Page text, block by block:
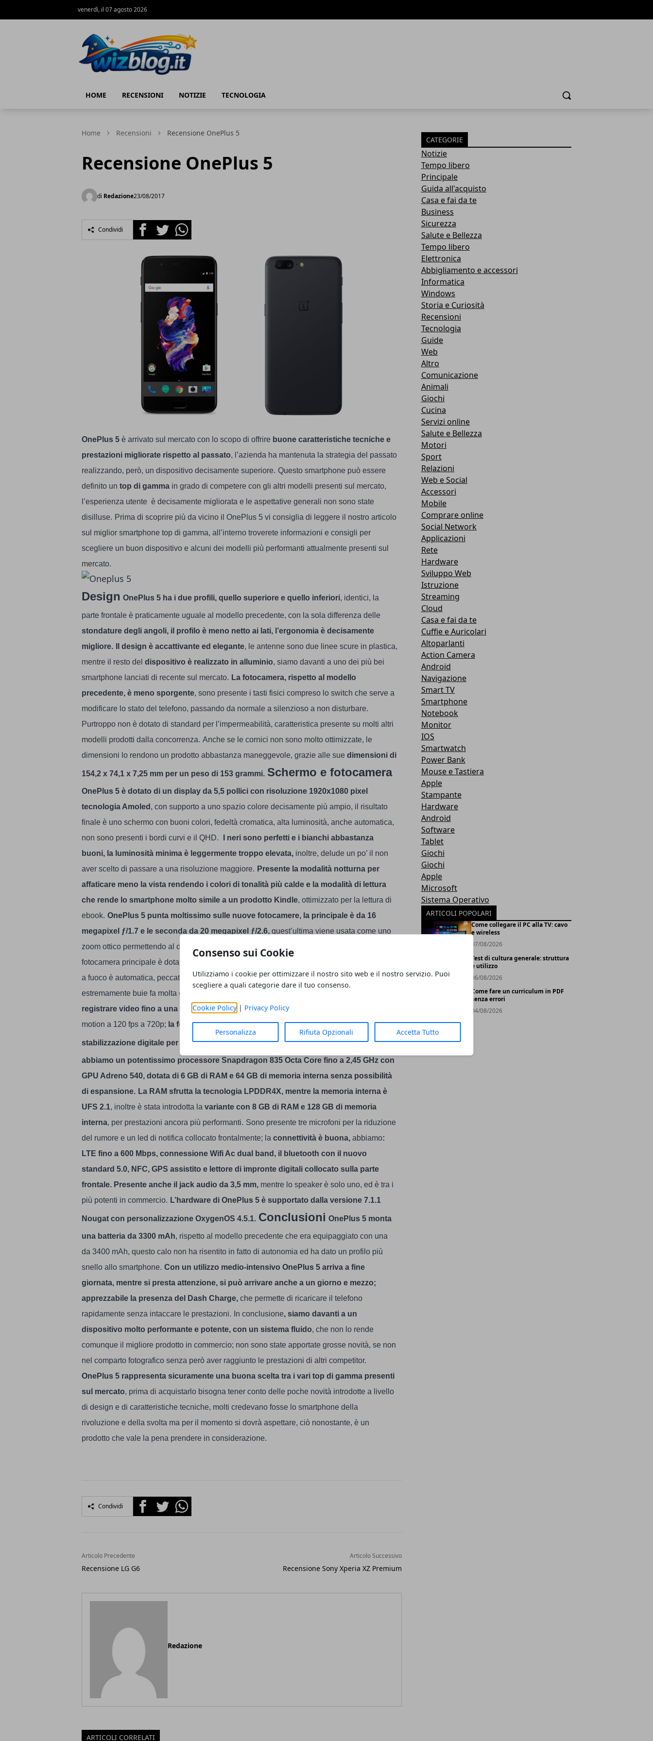
Consenso sui Cookie
Utilizziamo i cookie per ottimizzare il nostro sito web e il nostro servizio. Puoi
scegliere a quali categorie dare il tuo consenso.
Cookie Policy| Privacy Policy
Personalizza Rifiuta Opzionali Accetta Tutto
venerdì, il 07 agosto 2026
HOME RECENSIONI NOTIZIE TECNOLOGIA Cerca
Home Recensioni Recensione OnePlus 5
Recensione OnePlus 5
di Redazione23/08/2017
Condividi FacebookTwitterWhatsapp
OnePlus 5 è arrivato sul mercato con lo scopo di offrire buone caratteristiche tecniche e
prestazioni migliorate rispetto al passato, l’azienda ha mantenuta la strategia del passato
realizzando, però, un dispositivo decisamente superiore. Questo smartphone può essere
definito un top di gamma in grado di competere con gli altri modelli presenti sul mercato,
l’esperienza utente è decisamente migliorata e le aspettative generali non sono state
disilluse. Prima di scoprire più da vicino il OnePlus 5 vi consiglia di leggere il nostro articolo
sul miglior smartphone top di gamma, all’interno troverete informazioni e consigli per
scegliere un buon dispositivo e alcuni dei modelli più performanti attualmente presenti sul
mercato.
Design OnePlus 5 ha i due profili, quello superiore e quello inferiori, identici, la
parte frontale è praticamente uguale al modello precedente, con la sola differenza delle
stondature degli angoli, il profilo è meno netto ai lati, l’ergonomia è decisamente
migliore.
Il design è accattivante ed elegante, le antenne sono due linee scure in plastica,
mentre il resto del dispositivo è realizzato in alluminio, siamo davanti a uno dei più bei
smartphone lanciati di recente sul mercato. La fotocamera, rispetto al modello
precedente, è meno sporgente, sono presente i tasti fisici compreso lo switch che serve a
modificare lo stato del telefono, passando da normale a silenzioso a non disturbare.
Purtroppo non è dotato di standard per l’impermeabilità, caratteristica presente su molti altri
modelli prodotti dalla concorrenza. Anche se le cornici non sono molto ottimizzate, le
dimensioni lo rendono un prodotto abbastanza maneggevole, grazie alle sue dimensioni di
154,2 x 74,1 x 7,25 mm per un peso di 153 grammi. Schermo e fotocamera
OnePlus 5 è dotato di un display da 5,5 pollici con risoluzione 1920x1080 pixel
tecnologia Amoled , con supporto a uno spazio colore decisamente più ampio, il risultato
finale è uno schermo con buoni colori, fedeltà cromatica, alta luminosità, anche automatica,
non sono presenti i bordi curvi e il QHD.
I neri sono perfetti e i bianchi abbastanza
buoni, la luminosità minima è leggermente troppo elevata, inoltre, delude un po’ il non
aver scelto di passare a una risoluzione maggiore. Presente la modalità notturna per
affaticare meno la vista rendendo i colori di tonalità più calde e la modalità di lettura
che rende lo smartphone molto simile a un prodotto Kindle, ottimizzato per la lettura di
ebook. OnePlus 5 punta moltissimo sulle nuove fotocamere, la principale è da 16
megapixel ƒ/1.7 e le seconda da 20 megapixel ƒ/2.6, quest’ultima viene usata come uno
zoom ottico permettendo al dispositivo di scattare le foto 2x senza perdita di definizione.
fotocamera principale è dotata solo di stabilizzazione digitale, le foto sono ottime e la messa
a fuoco è automatica, peccato per l’assenza dello stabilizzatore ottico che nelle situazioni
estremamente buie fa molta differenza rispetto ad altri prodotti competitor.
registrare video fino a una risoluzione massima di 4K, presente il timelapse e lo slow
motion a 120 fps a 720p; la fotocamera frontale è da 16 megapixel ƒ/2.0 con
stabilizzazione digitale per i video. Hardware L’hardware di OnePlus 5 è notevole,
abbiamo un potentissimo processore Snapdragon 835 Octa Core fino a 2,45 GHz con
GPU Adreno 540, dotata di 6 GB di RAM e 64 GB di memoria interna senza possibilità
di espansione. La RAM sfrutta la tecnologia LPDDR4X, mentre la memoria interna è
UFS 2.1, inoltre è stata introdotta la variante con 8 GB di RAM e 128 GB di memoria
interna, per prestazioni ancora più performanti. Sono presente tre microfoni per la riduzione
del rumore e un led di notifica collocato frontalmente; la connettività è buona, abbiamo:
LTE fino a 600 Mbps, connessione Wifi Ac dual band, il bluetooth con il nuovo
standard 5.0, NFC, GPS assistito e lettore di impronte digitali collocato sulla parte
frontale. Presente anche il jack audio da 3,5 mm, mentre lo speaker è solo uno, ed è tra i
più potenti in commercio. L’hardware di OnePlus 5 è supportato dalla versione 7.1.1
Nougat con personalizzazione OxygenOS 4.5.1. Conclusioni OnePlus 5 monta
una batteria da 3300 mAh, rispetto al modello precedente che era equipaggiato con una
da 3400 mAh, questo calo non ha risentito in fatto di autonomia ed ha dato un profilo più
snello allo smartphone. Con un utilizzo medio-intensivo OnePlus 5 arriva a fine
giornata, mentre si presta attenzione, si può arrivare anche a un giorno e mezzo;
apprezzabile la presenza del Dash Charge, che permette di ricaricare il telefono
rapidamente senza intaccare le prestazioni.
In conclusione, siamo davanti a un
dispositivo molto performante e potente, con un sistema fluido, che non lo rende
comunque il migliore prodotto in commercio; non sono state apportate grosse novità, se non
nel comparto fotografico senza però aver raggiunto le prestazioni di altri competitor.
OnePlus 5 rappresenta sicuramente una buona scelta tra i vari top di gamma presenti
sul mercato, prima di acquistarlo bisogna tener conto delle poche novità introdotte a livello
di design e di caratteristiche tecniche, molti credevano fosse lo smartphone della
rivoluzione e della svolta ma per il momento si dovrà aspettare, ciò nonostante, è un
prodotto che vale la pena prendere in considerazione.
Condividi FacebookTwitterWhatsapp
Articolo Precedente
Recensione LG G6
Articolo Successivo
Recensione Sony Xperia XZ Premium
Redazione
ARTICOLI CORRELATI
CATEGORIE
Notizie
Tempo libero
Principale
Guida all'acquisto
Casa e fai da te
Business
Sicurezza
Salute e Bellezza
Tempo libero
Elettronica
Abbigliamento e accessori
Informatica
Windows
Storia e Curiosità
Recensioni
Tecnologia
Guide
Web
Altro
Comunicazione
Animali
Giochi
Cucina
Servizi online
Salute e Bellezza
Motori
Sport
Relazioni
Web e Social
Accessori
Mobile
Comprare online
Social Network
Applicazioni
Rete
Hardware
Sviluppo Web
Istruzione
Streaming
Cloud
Casa e fai da te
Cuffie e Auricolari
Altoparlanti
Action Camera
Android
Navigazione
Smart TV
Smartphone
Notebook
Monitor
IOS
Smartwatch
Power Bank
Mouse e Tastiera
Apple
Stampante
Hardware
Android
Software
Tablet
Giochi
Giochi
Apple
Microsoft
Sistema Operativo
ARTICOLI POPOLARI
Come collegare il PC alla TV: cavo
e wireless
07/08/2026
Test di cultura generale: struttura
e utilizzo
06/08/2026
Come fare un curriculum in PDF
senza errori
04/08/2026